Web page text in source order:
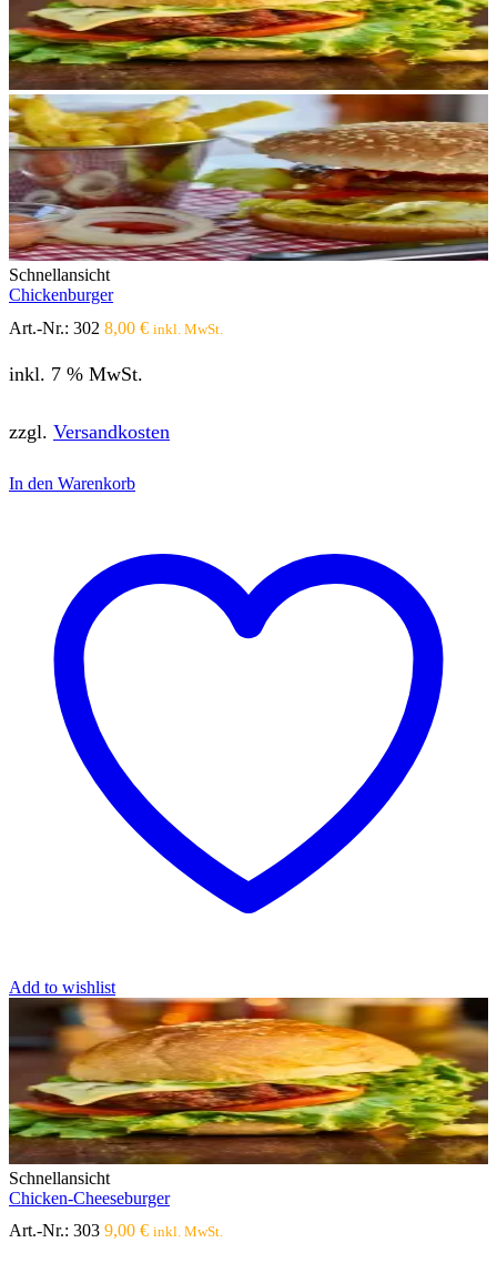
Schnellansicht
Chickenburger
Art.-Nr.: 302 8,00 € inkl. MwSt.
inkl. 7 % MwSt.
zzgl. Versandkosten
In den Warenkorb
Add to wishlist
Schnellansicht
Chicken-Cheeseburger
Art.-Nr.: 303 9,00 € inkl. MwSt.